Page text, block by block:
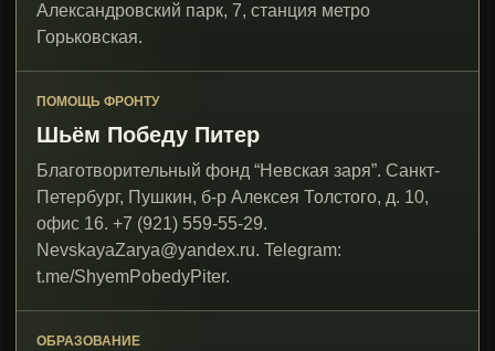
Александровский парк, 7, станция метро
Горьковская.
ПОМОЩЬ ФРОНТУ
Шьём Победу Питер
Благотворительный фонд “Невская заря”. Санкт-
Петербург, Пушкин, б-р Алексея Толстого, д. 10,
офис 16. +7 (921) 559-55-29.
NevskayaZarya@yandex.ru. Telegram:
t.me/ShyemPobedyPiter.
ОБРАЗОВАНИЕ